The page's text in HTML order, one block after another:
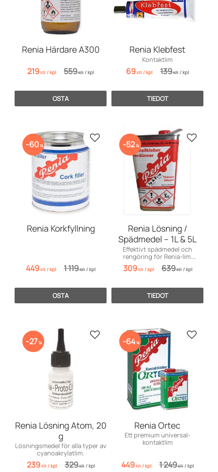
Renia Härdare A300
219KR /kpl 559KR /kpl
OSTA
Renia Klebfest
Kontaktlim
69KR /kpl 139KR /kpl
TIEDOT
Renia Korkfyllning
449KR /kpl 1 119KR /kpl
60% Lisää suosikiksi
OSTA
Renia Lösning /
Spädmedel – 1L & 5L
Effektivt spädmedel och
rengöring för Renia-lim.
Förlänger hållbarheten och
rengör verktyg.
309KR /kpl 639KR /kpl
52% Lisää
TIEDOT
Renia Lösning Atom, 20
g
Lösningsmedel för alla typer av
cyanoakrylatlim.
239KR /kpl 329KR /kpl
27% Lisää suosikiksi
Renia Ortec
Ett premium universal-
kontaktlim
449KR /kpl 1 249KR /kpl
64% Lisää